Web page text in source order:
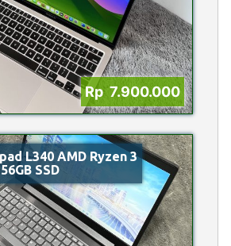
Rp 7.900.000
L340 AMD Ryzen 3
SSD